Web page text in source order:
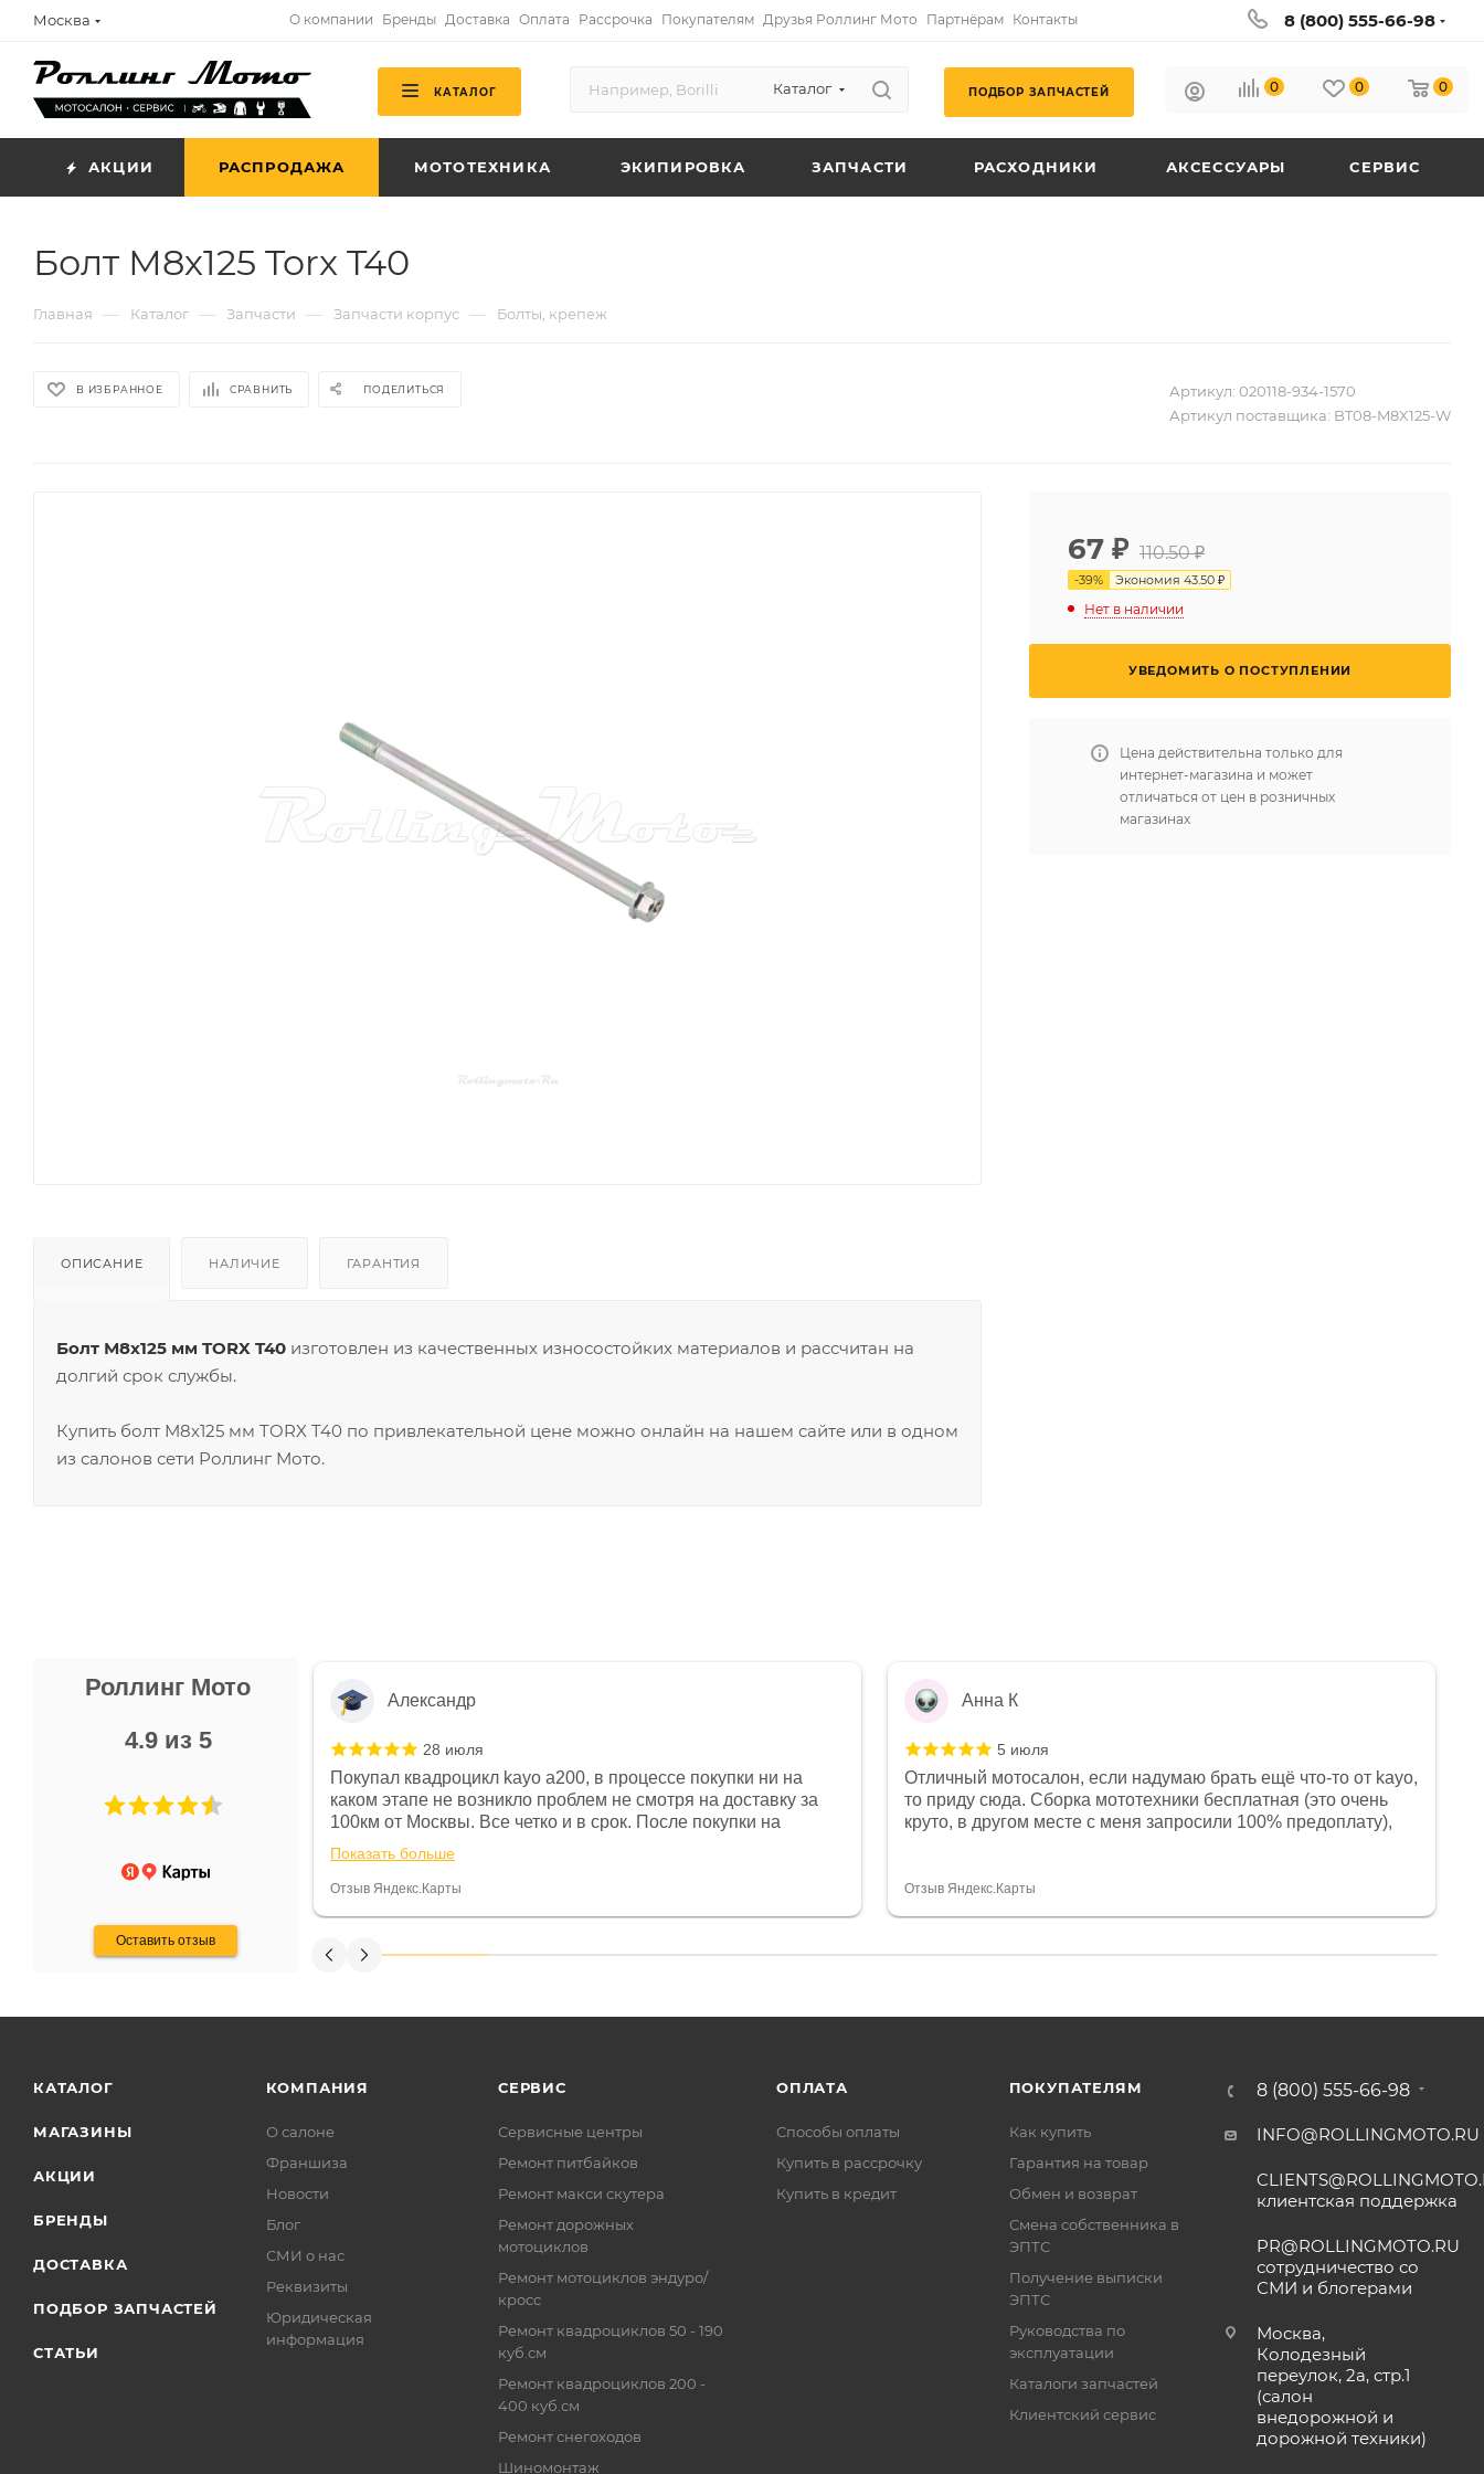
Москва О компании Бренды Доставка Оплата Рассрочка Покупателям Друзья Роллинг Мото Партнёрам Контакты 8 (800) 555-66-98
КАТАЛОГ Каталог ПОДБОР ЗАПЧАСТЕЙ 0 0 0
АКЦИИ РАСПРОДАЖА МОТОТЕХНИКА ЭКИПИРОВКА ЗАПЧАСТИ РАСХОДНИКИ АКСЕССУАРЫ СЕРВИС
Болт М8х125 Torx T40
Главная — Каталог — Запчасти — Запчасти корпус — Болты, крепеж
В ИЗБРАННОЕ СРАВНИТЬ ПОДЕЛИТЬСЯ Артикул: 020118-934-1570
Артикул поставщика: BT08-M8X125-W
ОПИСАНИЕ НАЛИЧИЕ ГАРАНТИЯ
Болт М8х125 мм TORX T40 изготовлен из качественных износостойких материалов и рассчитан на
долгий срок службы.
Купить болт М8х125 мм TORX T40 по привлекательной цене можно онлайн на нашем сайте или в одном
из салонов сети Роллинг Мото.
67 ₽ 110.50 ₽
-39% Экономия 43.50 ₽
Нет в наличии
УВЕДОМИТЬ О ПОСТУПЛЕНИИ
Цена действительна только для
интернет-магазина и может
отличаться от цен в розничных
магазинах
Роллинг Мото
4.9 из 5
Оставить отзыв
Не понравились условия
и дают только на год)
Александр
28 июля
Покупал квадроцикл kayo a200, в процессе покупки ни на
каком этапе не возникло проблем не смотря на доставку за
100км от Москвы. Все четко и в срок. После покупки на
спидометре всегда был 0, при этом представители магазина
постоянно были на связи и в итоге проблема была решена.
Считаю, что это говорит о небезразличии к клиенту после
Показать больше
Отзыв Яндекс.Карты
Анна К
5 июля
Отличный мотосалон, если надумаю брать ещё что-то от kayo,
то приду сюда. Сборка мототехники бесплатная (это очень
круто, в другом месте с меня запросили 100% предоплату),
спасибо отдельное, всегда на связи, очень детально всё
Отзыв Яндекс.Карты
КАТАЛОГ
МАГАЗИНЫ
АКЦИИ
БРЕНДЫ
ДОСТАВКА
ПОДБОР ЗАПЧАСТЕЙ
СТАТЬИ
КОМПАНИЯ
О салоне
Франшиза
Новости
Блог
СМИ о нас
Реквизиты
Юридическая
информация
СЕРВИС
Сервисные центры
Ремонт питбайков
Ремонт макси скутера
Ремонт дорожных
мотоциклов
Ремонт мотоциклов эндуро/
кросс
Ремонт квадроциклов 50 - 190
куб.см
Ремонт квадроциклов 200 -
400 куб.см
Ремонт снегоходов
Шиномонтаж
ОПЛАТА
Способы оплаты
Купить в рассрочку
Купить в кредит
ПОКУПАТЕЛЯМ
Как купить
Гарантия на товар
Обмен и возврат
Смена собственника в
ЭПТС
Получение выписки
ЭПТС
Руководства по
эксплуатации
Каталоги запчастей
Клиентский сервис
8 (800) 555-66-98
INFO@ROLLINGMOTO.RU
клиентская поддержка
PR@ROLLINGMOTO.RU
сотрудничество со
СМИ и блогерами
Москва,
Колодезный
переулок, 2а, стр.1
(салон
внедорожной и
дорожной техники)